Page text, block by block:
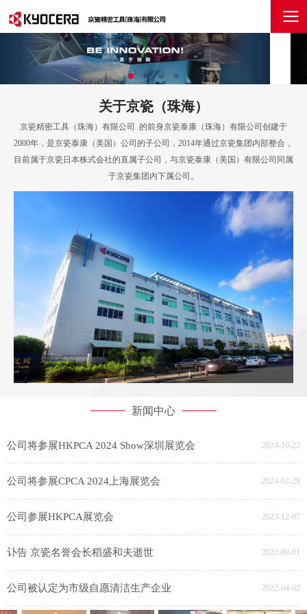
关于京瓷（珠海）
京瓷精密工具（珠海）有限公司 的前身京瓷泰康（珠海）有限公司创建于
2000年，是京瓷泰康（美国）公司的子公司，2014年通过京瓷集团内部整合，
目前属于京瓷日本株式会社的直属子公司，与京瓷泰康（美国）有限公司同属
于京瓷集团内下属公司。
新闻中心
公司将参展HKPCA 2024 Show深圳展览会 2024-10-23
公司将参展CPCA 2024上海展览会 2024-02-29
公司参展HKPCA展览会 2023-12-07
讣告 京瓷名誉会长稻盛和夫逝世 2022-09-01
公司被认定为市级自愿清洁生产企业 2022-04-02